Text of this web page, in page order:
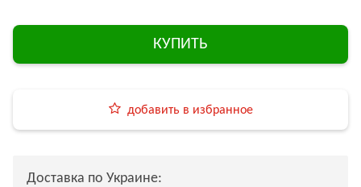
КУПИТЬ
добавить в избранное
Доставка по Украине: